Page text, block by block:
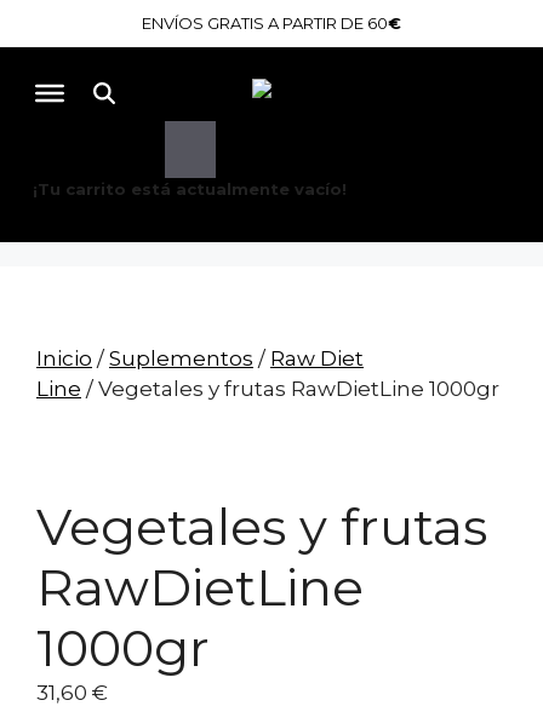
al
ENVÍOS GRATIS A PARTIR DE 60€
Buscar
¡Tu carrito está actualmente vacío!
Inicio / Suplementos / Raw Diet
Line / Vegetales y frutas RawDietLine 1000gr
Vegetales y frutas
RawDietLine
1000gr
31,60 €